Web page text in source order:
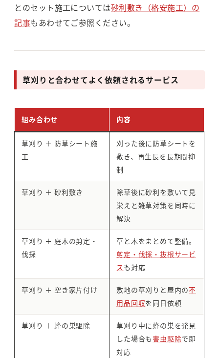
とのセット施工については砂利敷き（格安施工）の
記事もあわせてご参照ください。
草刈りと合わせてよく依頼されるサービス
組み合わせ 内容
草刈り ＋ 防草シート施
工
刈った後に防草シートを
敷き、再生長を長期間抑
制
草刈り ＋ 砂利敷き
除草後に砂利を敷いて見
栄えと雑草対策を同時に
解決
草刈り ＋ 庭木の剪定・
伐採
草と木をまとめて整備。
剪定・伐採・抜根サービ
スも対応
草刈り ＋ 空き家片付け 敷地の草刈りと屋内の不
用品回収を同日依頼
草刈り ＋ 蜂の巣駆除
草刈り中に蜂の巣を発見
した場合も害虫駆除で即
対応